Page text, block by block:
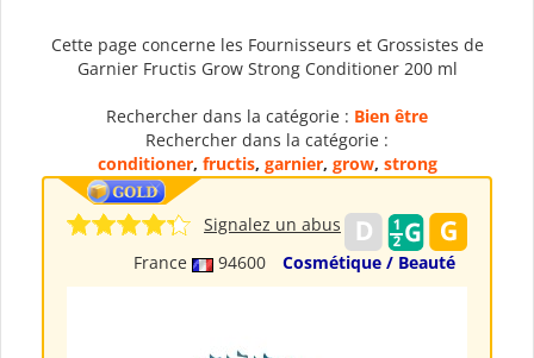
Cette page concerne les Fournisseurs et Grossistes de
Garnier Fructis Grow Strong Conditioner 200 ml
Rechercher dans la catégorie : Bien être
Rechercher dans la catégorie :
conditioner, fructis, garnier, grow, strong
France 94600 Cosmétique / Beauté
Signalez un abus